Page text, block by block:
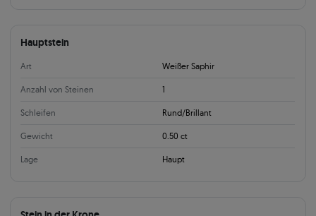
Hauptstein
Art Weißer Saphir
Anzahl von Steinen 1
Schleifen Rund/Brillant
Gewicht 0.50 ct
Lage Haupt